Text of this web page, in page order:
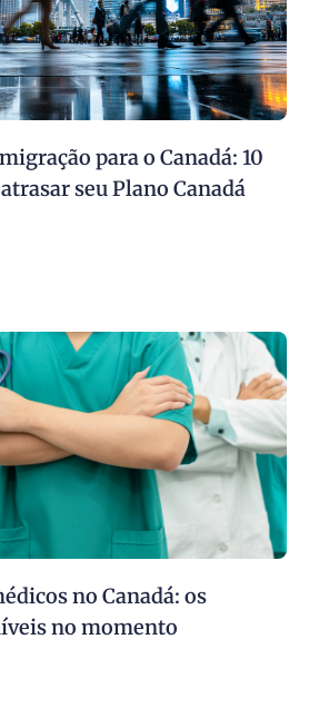
para o Canadá: 10
seu Plano Canadá
no Canadá: os
no momento